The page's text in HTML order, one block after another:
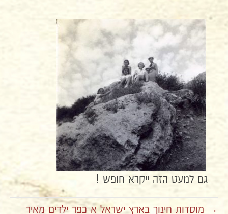
גם למעט הזה ייקרא חופש !
→ מוסדות חינוך בארץ ישראל א כפר ילדים מאיר